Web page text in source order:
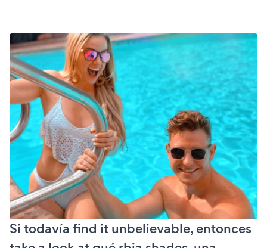
Si todavía find it unbelievable, entonces